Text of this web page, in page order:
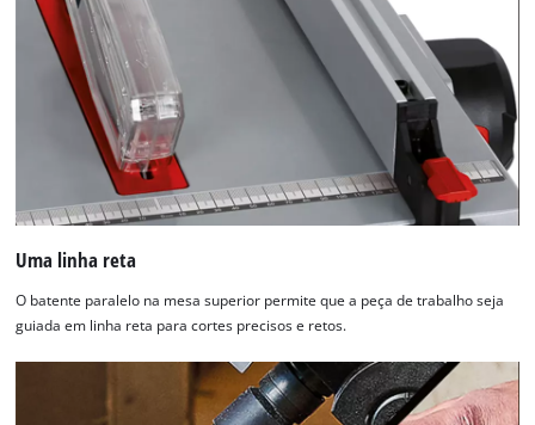
Uma linha reta
O batente paralelo na mesa superior permite que a peça de trabalho seja
guiada em linha reta para cortes precisos e retos.